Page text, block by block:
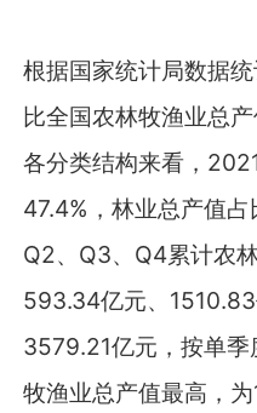
根据国家统计局数据
比全国农林牧渔业总
各分类结构来看，
47.4%，林业总产值占
Q2、Q3、Q4累计农
593.34亿元、1510.83
3579.21亿元，按单
牧渔业总产值最高，为